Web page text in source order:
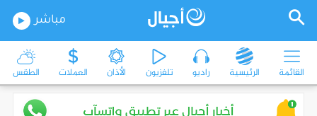
مباشر
القائمة الرئيسية راديو تلفزيون الأذان العملات الطقس